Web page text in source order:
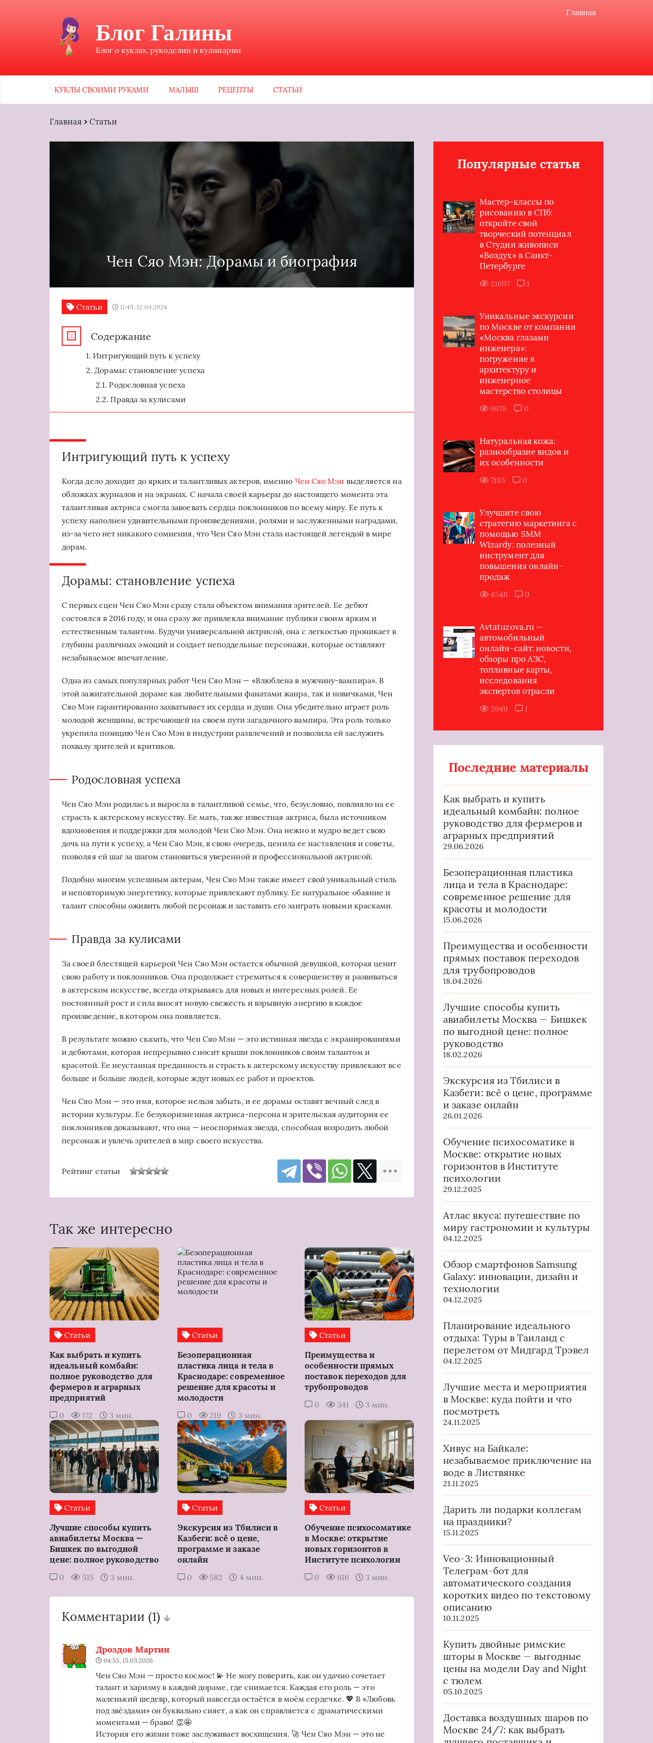
Главная
Блог Галины
Блог о куклах, рукоделии и кулинарии
КУКЛЫ СВОИМИ РУКАМИ МАЛЫШ РЕЦЕПТЫ СТАТЬИ
Главная Статьи
Чен Сяо Мэн: Дорамы и биография
Статьи 11:49, 12.04.2024
Содержание
Интригующий путь к успеху
Дорамы: становление успеха
Родословная успеха
Правда за кулисами
Интригующий путь к успеху
Когда дело доходит до ярких и талантливых актеров, именно Чен Сяо Мэн выделяется на
обложках журналов и на экранах. С начала своей карьеры до настоящего момента эта
талантливая актриса смогла завоевать сердца поклонников по всему миру. Ее путь к
успеху наполнен удивительными произведениями, ролями и заслуженными наградами,
из-за чего нет никакого сомнения, что Чен Сяо Мэн стала настоящей легендой в мире
дорам.
Дорамы: становление успеха
С первых сцен Чен Сяо Мэн сразу стала объектом внимания зрителей. Ее дебют
состоялся в 2016 году, и она сразу же привлекла внимание публики своим ярким и
естественным талантом. Будучи универсальной актрисой, она с легкостью проникает в
глубины различных эмоций и создает неподдельные персонажи, которые оставляют
незабываемое впечатление.
Одна из самых популярных работ Чен Сяо Мэн — «Влюблена в мужчину-вампира». В
этой зажигательной дораме как любительными фанатами жанра, так и новичками, Чен
Сяо Мэн гарантированно захватывает их сердца и души. Она убедительно играет роль
молодой женщины, встречающей на своем пути загадочного вампира. Эта роль только
укрепила позицию Чен Сяо Мэн в индустрии развлечений и позволила ей заслужить
похвалу зрителей и критиков.
Родословная успеха
Чен Сяо Мэн родилась и выросла в талантливой семье, что, безусловно, повлияло на ее
страсть к актерскому искусству. Ее мать, также известная актриса, была источником
вдохновения и поддержки для молодой Чен Сяо Мэн. Она нежно и мудро ведет свою
дочь на пути к успеху, а Чен Сяо Мэн, в свою очередь, ценила ее наставления и советы,
позволяя ей шаг за шагом становиться уверенной и профессиональной актрисой.
Подобно многим успешным актерам, Чен Сяо Мэн также имеет свой уникальный стиль
и неповторимую энергетику, которые привлекают публику. Ее натуральное обаяние и
талант способны оживить любой персонаж и заставить его заиграть новыми красками.
Правда за кулисами
За своей блестящей карьерой Чен Сяо Мэн остается обычной девушкой, которая ценит
свою работу и поклонников. Она продолжает стремиться к совершенству и развиваться
в актерском искусстве, всегда открываясь для новых и интересных ролей. Ее
постоянный рост и сила вносят новую свежесть и взрывную энергию в каждое
произведение, в котором она появляется.
В результате можно сказать, что Чен Сяо Мэн — это истинная звезда с экранированиями
и дебютами, которая непрерывно сносит крыши поклонников своим талантом и
красотой. Ее неустанная преданность и страсть к актерскому искусству привлекают все
больше и больше людей, которые ждут новых ее работ и проектов.
Чен Сяо Мэн — это имя, которое нельзя забыть, и ее дорамы оставят вечный след в
истории культуры. Ее безукоризненная актриса-персона и зрительская аудитория ее
поклонников доказывают, что она — неоспоримая звезда, способная возродить любой
персонаж и увлечь зрителей в мир своего искусства.
Рейтинг статьи
Так же интересно
Статьи
Как выбрать и купить
идеальный комбайн:
полное руководство для
фермеров и аграрных
предприятий
0 172 3 мин.
Статьи
Безоперационная
пластика лица и тела в
Краснодаре: современное
решение для красоты и
молодости
0 219 3 мин.
Статьи
Преимущества и
особенности прямых
поставок переходов для
трубопроводов
0 341 3 мин.
Статьи
Лучшие способы купить
авиабилеты Москва —
Бишкек по выгодной
цене: полное руководство
0 515 3 мин.
Статьи
Экскурсия из Тбилиси в
Казбеги: всё о цене,
программе и заказе
онлайн
0 582 4 мин.
Статьи
Обучение психосоматике
в Москве: открытие
новых горизонтов в
Институте психологии
0 616 3 мин.
Комментарии (1)
Дроздов Мартин
04:53, 15.03.2026
Чен Сяо Мэн — просто космос! 💫 Не могу поверить, как он удачно сочетает
талант и харизму в каждой дораме, где снимается. Каждая его роль — это
маленький шедевр, который навсегда остаётся в моём сердечке. 💖 В «Любовь
под звёздами» он буквально сияет, а как он справляется с драматическими
моментами — браво! 👏🤩
История его жизни тоже заслуживает восхищения. 🚀 Чен Сяо Мэн — это не
Популярные статьи
Мастер-классы по
рисованию в СПб:
откройте свой
творческий потенциал
в Студии живописи
«Воздух» в Санкт-
Петербурге
21697 1
Уникальные экскурсии
по Москве от компании
«Москва глазами
инженера»:
погружение в
архитектуру и
инженерное
мастерство столицы
9978 0
Натуральная кожа:
разнообразие видов и
их особенности
7185 0
Улучшите свою
стратегию маркетинга с
помощью SMM
Wizardy: полезный
инструмент для
повышения онлайн-
продаж
4546 0
Avtatuzova.ru —
автомобильный
онлайн-сайт: новости,
обзоры про АЗС,
топливные карты,
исследования
экспертов отрасли
3949 1
Последние материалы
Как выбрать и купить
идеальный комбайн: полное
руководство для фермеров и
аграрных предприятий
29.06.2026
Безоперационная пластика
лица и тела в Краснодаре:
современное решение для
красоты и молодости
15.06.2026
Преимущества и особенности
прямых поставок переходов
для трубопроводов
18.04.2026
Лучшие способы купить
авиабилеты Москва — Бишкек
по выгодной цене: полное
руководство
18.02.2026
Экскурсия из Тбилиси в
Казбеги: всё о цене, программе
и заказе онлайн
26.01.2026
Обучение психосоматике в
Москве: открытие новых
горизонтов в Институте
психологии
29.12.2025
Атлас вкуса: путешествие по
миру гастрономии и культуры
04.12.2025
Обзор смартфонов Samsung
Galaxy: инновации, дизайн и
технологии
04.12.2025
Планирование идеального
отдыха: Туры в Таиланд с
перелетом от Мидгард Трэвел
04.12.2025
Лучшие места и мероприятия
в Москве: куда пойти и что
посмотреть
24.11.2025
Хивус на Байкале:
незабываемое приключение на
воде в Листвянке
21.11.2025
Дарить ли подарки коллегам
на праздники?
15.11.2025
Veo-3: Инновационный
Телеграм-бот для
автоматического создания
коротких видео по текстовому
описанию
10.11.2025
Купить двойные римские
шторы в Москве — выгодные
цены на модели Day and Night
с тюлем
05.10.2025
Доставка воздушных шаров по
Москве 24/7: как выбрать